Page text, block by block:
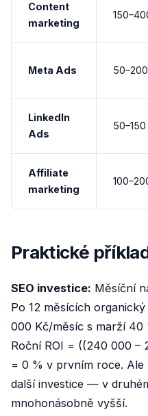
Content
marketing
Meta Ads
LinkedIn
Ads
Affiliate
marketing
Praktické
SEO investice: Měsíční
Po 12 měsících
000 Kč/měsíc s marží 40
Roční ROI = ((240 000
= 0 % v prvním roce. Ale
další investice — v
mnohonásobně vyšší.